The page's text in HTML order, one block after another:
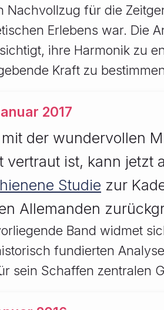
Nachvollzug für die
Erlebens war. Die
ihre Harmonik zu
Kraft zu
2017
der wundervollen
vertraut ist, kann jetzt
Studie zur
Allemanden
Band widmet
fundierten
sein Schaffen zentralen